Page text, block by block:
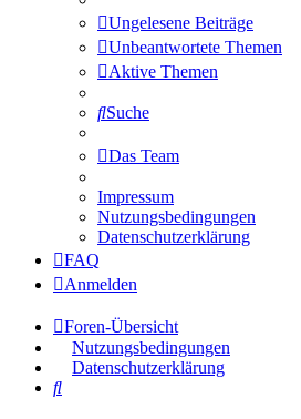
Ungelesene Beiträge
Unbeantwortete Themen
Aktive Themen
Suche
Das Team
Impressum
Nutzungsbedingungen
Datenschutzerklärung
FAQ
Anmelden
Foren-Übersicht
Nutzungsbedingungen
Datenschutzerklärung
Suche